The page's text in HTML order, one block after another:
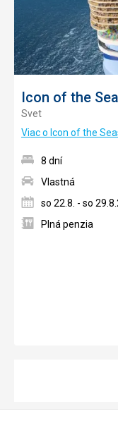
Icon of the
Svet
Viac o Icon of the
8 dní
Vlastná
so 22.8. - so
Plná penzia